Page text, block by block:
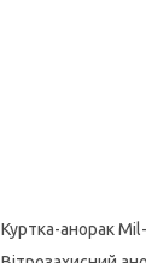
Куртка-анорак